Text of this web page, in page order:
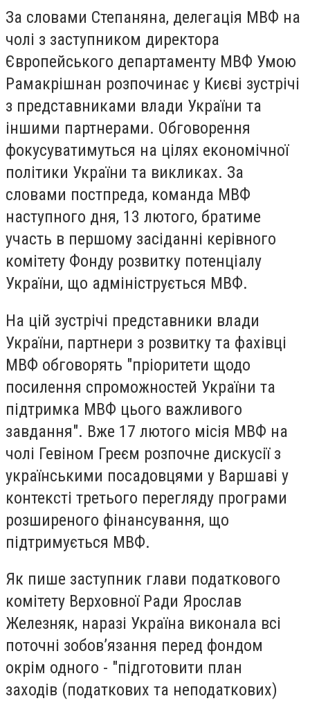
За словами Степаняна, делегація МВФ на
чолі з заступником директора
Європейського департаменту МВФ Умою
Рамакрішнан розпочинає у Києві зустрічі
з представниками влади України та
іншими партнерами. Обговорення
фокусуватимуться на цілях економічної
політики України та викликах. За
словами постпреда, команда МВФ
наступного дня, 13 лютого, братиме
участь в першому засіданні керівного
комітету Фонду розвитку потенціалу
України, що адмініструється МВФ.
На цій зустрічі представники влади
України, партнери з розвитку та фахівці
МВФ обговорять "пріоритети щодо
посилення спроможностей України та
підтримка МВФ цього важливого
завдання". Вже 17 лютого місія МВФ на
чолі Гевіном Греєм розпочне дискусії з
українськими посадовцями у Варшаві у
контексті третього перегляду програми
розширеного фінансування, що
підтримується МВФ.
Як пише заступник глави податкового
комітету Верховної Ради Ярослав
Железняк, наразі Україна виконала всі
поточні зобовʼязання перед фондом
окрім одного - "підготовити план
заходів (податкових та неподаткових)